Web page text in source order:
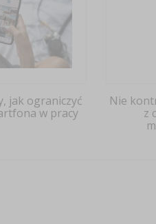
jak ograniczyć
w pracy
Nie
z